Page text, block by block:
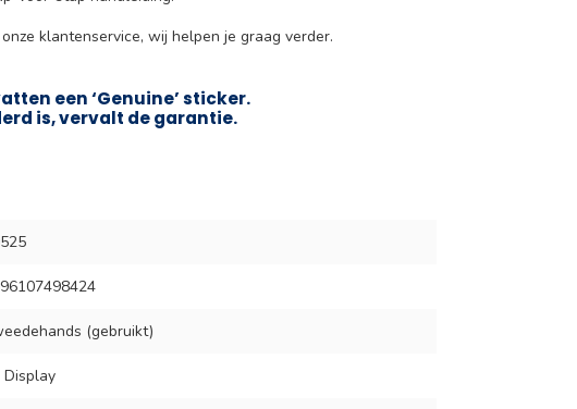
klantenservice, wij helpen je graag verder.
een ‘Genuine’ sticker.
is, vervalt de garantie.
(gebruikt)
Display